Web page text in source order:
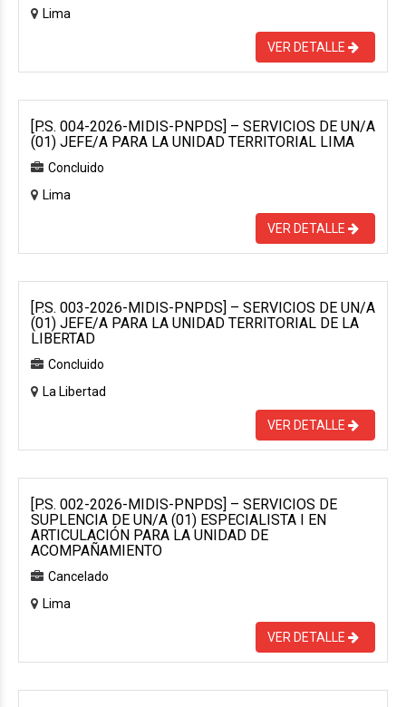
Lima
VER DETALLE
[P.S. 004-2026-MIDIS-PNPDS] – SERVICIOS DE UN/A
(01) JEFE/A PARA LA UNIDAD TERRITORIAL LIMA
Concluido
Lima
VER DETALLE
[P.S. 003-2026-MIDIS-PNPDS] – SERVICIOS DE UN/A
(01) JEFE/A PARA LA UNIDAD TERRITORIAL DE LA
LIBERTAD
Concluido
La Libertad
VER DETALLE
[P.S. 002-2026-MIDIS-PNPDS] – SERVICIOS DE
SUPLENCIA DE UN/A (01) ESPECIALISTA I EN
ARTICULACIÓN PARA LA UNIDAD DE
ACOMPAÑAMIENTO
Cancelado
Lima
VER DETALLE